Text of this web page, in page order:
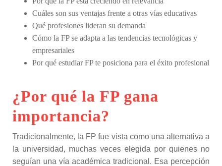
Cuáles son sus ventajas frente a otras vías educativas
Qué profesiones lideran su demanda
Cómo la FP se adapta a las tendencias tecnológicas y
empresariales
Por qué estudiar FP te posiciona para el éxito profesional
¿Por qué la FP gana
importancia?
Tradicionalmente, la FP fue vista como una alternativa a
la universidad, muchas veces elegida por quienes no
seguían una vía académica tradicional. Esa percepción